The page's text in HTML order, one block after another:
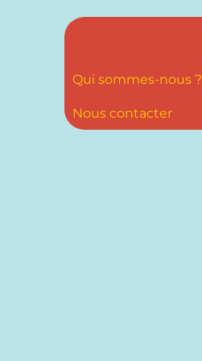
Qui sommes-nous ?
Nous contacter